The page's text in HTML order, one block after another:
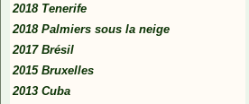
2018 Tenerife
2018 Palmiers sous la neige
2017 Brésil
2015 Bruxelles
2013 Cuba